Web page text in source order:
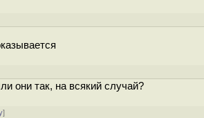
они так, на всякий случай?
]